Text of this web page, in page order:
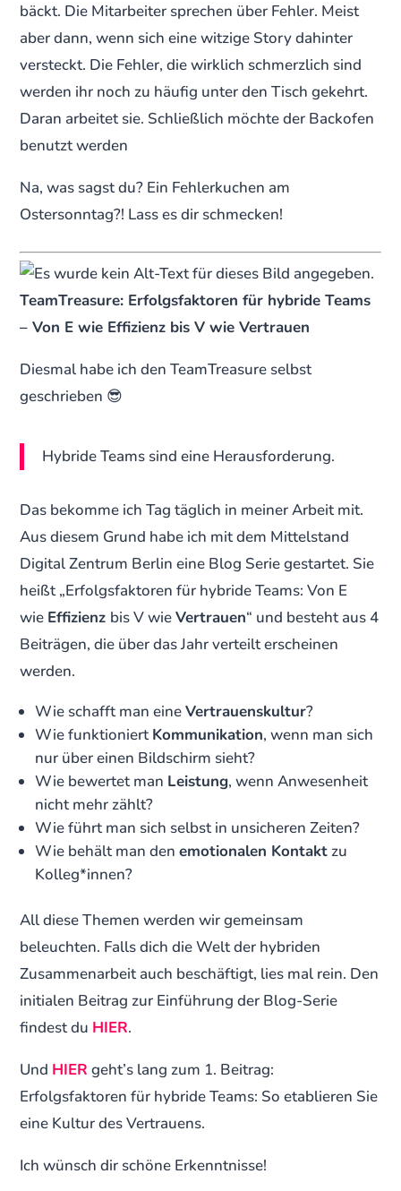
bäckt. Die Mitarbeiter sprechen über Fehler. Meist
aber dann, wenn sich eine witzige Story dahinter
versteckt. Die Fehler, die wirklich schmerzlich sind
werden ihr noch zu häufig unter den Tisch gekehrt.
Daran arbeitet sie. Schließlich möchte der Backofen
benutzt werden
Na, was sagst du? Ein Fehlerkuchen am
Ostersonntag?! Lass es dir schmecken!
TeamTreasure: Erfolgsfaktoren für hybride Teams
– Von E wie Effizienz bis V wie Vertrauen
Diesmal habe ich den TeamTreasure selbst
geschrieben 😎
Hybride Teams sind eine Herausforderung.
Das bekomme ich Tag täglich in meiner Arbeit mit.
Aus diesem Grund habe ich mit dem Mittelstand
Digital Zentrum Berlin eine Blog Serie gestartet. Sie
heißt „Erfolgsfaktoren für hybride Teams: Von E
wie Effizienz bis V wieVertrauen“ und besteht aus 4
Beiträgen, die über das Jahr verteilt erscheinen
werden.
Wie schafft man eineVertrauenskultur?
Wie funktioniertKommunikation, wenn man sich
nur über einen Bildschirm sieht?
Wie bewertet man Leistung, wenn Anwesenheit
nicht mehr zählt?
Wie führt man sich selbst in unsicheren Zeiten?
Wie behält man denemotionalen Kontaktzu
Kolleg*innen?
All diese Themen werden wir gemeinsam
beleuchten. Falls dich die Welt der hybriden
Zusammenarbeit auch beschäftigt, lies mal rein. Den
initialen Beitrag zur Einführung der Blog-Serie
findest du HIER.
Und HIER geht’s lang zum 1. Beitrag:
Erfolgsfaktoren für hybride Teams: So etablieren Sie
eine Kultur des Vertrauens.
Ich wünsch dir schöne Erkenntnisse!